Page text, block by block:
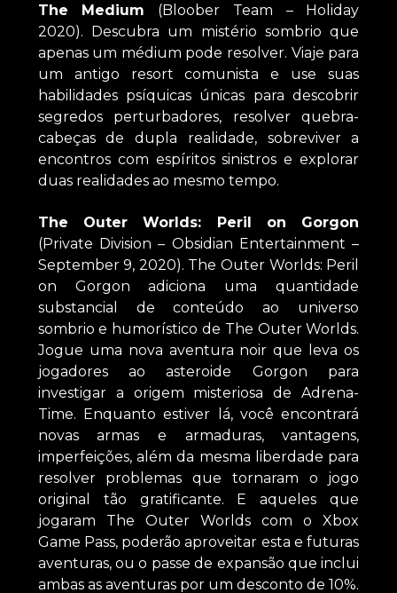
The Medium (Bloober Team – Holiday
2020). Descubra um mistério sombrio que
apenas um médium pode resolver. Viaje para
um antigo resort comunista e use suas
habilidades psíquicas únicas para descobrir
segredos perturbadores, resolver quebra-
cabeças de dupla realidade, sobreviver a
encontros com espíritos sinistros e explorar
duas realidades ao mesmo tempo.
The Outer Worlds: Peril on Gorgon
(Private Division – Obsidian Entertainment –
September 9, 2020). The Outer Worlds: Peril
on Gorgon adiciona uma quantidade
substancial de conteúdo ao universo
sombrio e humorístico de The Outer Worlds.
Jogue uma nova aventura noir que leva os
jogadores ao asteroide Gorgon para
investigar a origem misteriosa de Adrena-
Time. Enquanto estiver lá, você encontrará
novas armas e armaduras, vantagens,
imperfeições, além da mesma liberdade para
resolver problemas que tornaram o jogo
original tão gratificante. E aqueles que
jogaram The Outer Worlds com o Xbox
Game Pass, poderão aproveitar esta e futuras
aventuras, ou o passe de expansão que inclui
ambas as aventuras por um desconto de 10%.